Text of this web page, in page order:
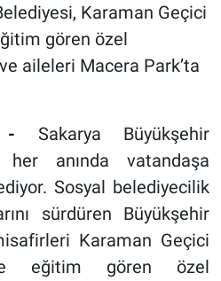
Karaman Geçici
gören özel
aileleri Macera Park’ta
- Sakarya Büyükşehir
her anında vatandaşa
Sosyal belediyecilik
sürdüren Büyükşehir
Karaman Geçici
eğitim gören özel